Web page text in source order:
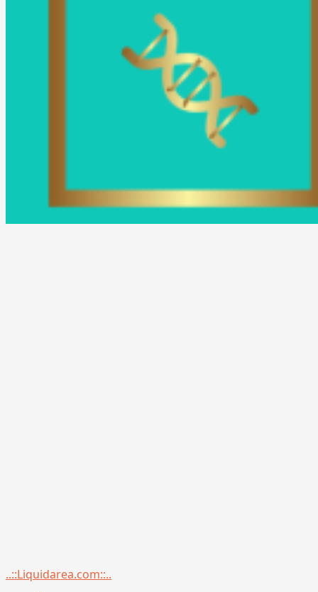
Menu
..::Liquidarea.com::..